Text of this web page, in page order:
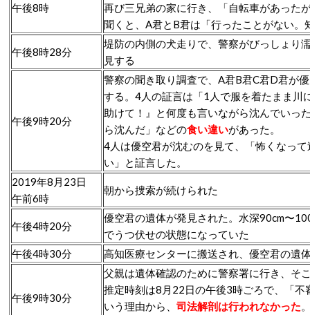
午後8時
再び三兄弟の家に行き、「自転車があった
聞くと、A君とB君は「行ったことがない
午後8時28分
堤防の内側の犬走りで、警察がびっしょり
見する
午後9時20分
警察の聞き取り調査で、A君B君C君D君が
する。4人の証言は「1人で服を着たまま
助けて！』と何度も言いながら沈んでいっ
ら沈んだ」などの食い違いがあった。
4人は優空君が沈むのを見て、「怖くなっ
い」と証言した。
2019年8月23日
午前6時
朝から捜索が続けられた
午後4時20分
優空君の遺体が発見された。水深90cm〜
でうつ伏せの状態になっていた
午後4時30分
高知医療センターに搬送され、優空君の遺
午後9時30分
父親は遺体確認のために警察署に行き、そ
推定時刻は8月22日の午後3時ごろで、「
いう理由から、 司法解剖は行われなかった